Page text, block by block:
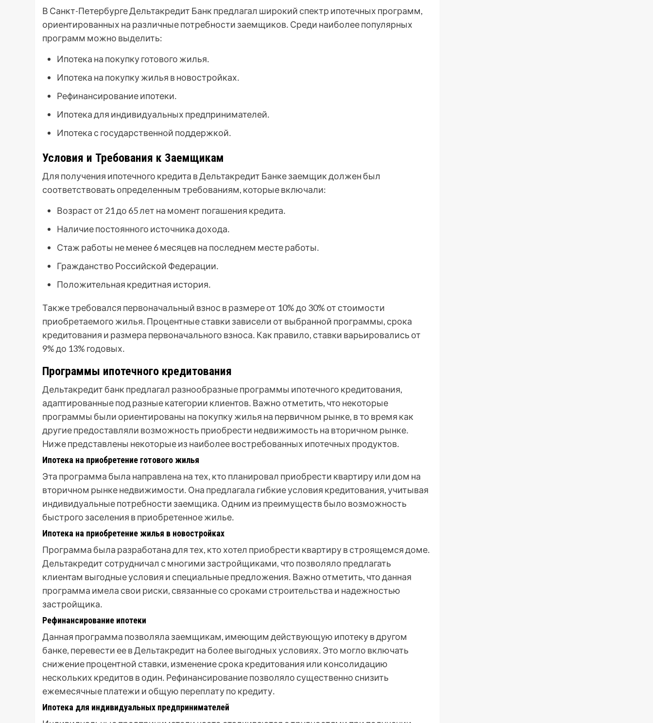
В Санкт-Петербурге Дельтакредит Банк предлагал широкий спектр ипотечных программ,
ориентированных на различные потребности заемщиков․ Среди наиболее популярных
программ можно выделить:
Ипотека на покупку готового жилья․
Ипотека на покупку жилья в новостройках․
Рефинансирование ипотеки․
Ипотека для индивидуальных предпринимателей․
Ипотека с государственной поддержкой․
Условия и Требования к Заемщикам
Для получения ипотечного кредита в Дельтакредит Банке заемщик должен был
соответствовать определенным требованиям, которые включали:
Возраст от 21 до 65 лет на момент погашения кредита․
Наличие постоянного источника дохода․
Стаж работы не менее 6 месяцев на последнем месте работы․
Гражданство Российской Федерации․
Положительная кредитная история․
Также требовался первоначальный взнос в размере от 10% до 30% от стоимости
приобретаемого жилья․ Процентные ставки зависели от выбранной программы, срока
кредитования и размера первоначального взноса․ Как правило, ставки варьировались от
9% до 13% годовых․
Программы ипотечного кредитования
Дельтакредит банк предлагал разнообразные программы ипотечного кредитования,
адаптированные под разные категории клиентов․ Важно отметить, что некоторые
программы были ориентированы на покупку жилья на первичном рынке, в то время как
другие предоставляли возможность приобрести недвижимость на вторичном рынке․
Ниже представлены некоторые из наиболее востребованных ипотечных продуктов․
Ипотека на приобретение готового жилья
Эта программа была направлена на тех, кто планировал приобрести квартиру или дом на
вторичном рынке недвижимости․ Она предлагала гибкие условия кредитования, учитывая
индивидуальные потребности заемщика․ Одним из преимуществ было возможность
быстрого заселения в приобретенное жилье․
Ипотека на приобретение жилья в новостройках
Программа была разработана для тех, кто хотел приобрести квартиру в строящемся доме․
Дельтакредит сотрудничал с многими застройщиками, что позволяло предлагать
клиентам выгодные условия и специальные предложения․ Важно отметить, что данная
программа имела свои риски, связанные со сроками строительства и надежностью
застройщика․
Рефинансирование ипотеки
Данная программа позволяла заемщикам, имеющим действующую ипотеку в другом
банке, перевести ее в Дельтакредит на более выгодных условиях․ Это могло включать
снижение процентной ставки, изменение срока кредитования или консолидацию
нескольких кредитов в один․ Рефинансирование позволяло существенно снизить
ежемесячные платежи и общую переплату по кредиту․
Ипотека для индивидуальных предпринимателей